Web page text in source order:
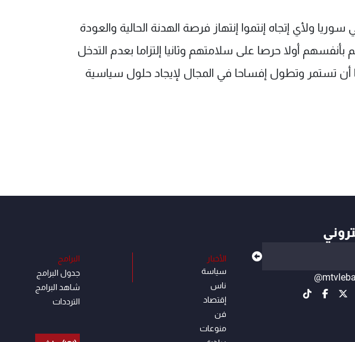
سوريا ولأي إتجاه إنتموا إنتهاز فرصة الهدنة الحالية والعودة
أولا حرصا على سلامتهم وثانيا إلتزاما بعدم التدخل
أن تستمر وتطول إفساحا في المجال لإيجاد حلول سياسية
الأخبار
سياسة
ناس
إقتصاد
فن
منوعات
البرامج
جدول البرامج
شاهد البرامج
الترددات